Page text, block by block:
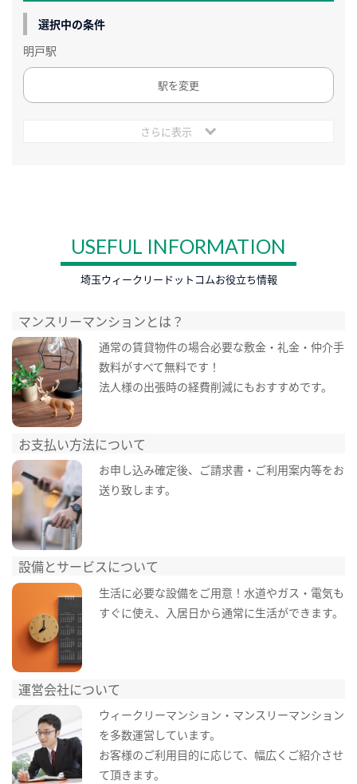
選択中の条件
明戸駅
駅を変更
さらに表示
USEFUL INFORMATION
埼玉ウィークリードットコムお役立ち情報
マンスリーマンションとは？
通常の賃貸物件の場合必要な敷金・礼金・仲介手
数料がすべて無料です！
法人様の出張時の経費削減にもおすすめです。
お支払い方法について
お申し込み確定後、ご請求書・ご利用案内等をお
送り致します。
設備とサービスについて
生活に必要な設備をご用意！水道やガス・電気も
すぐに使え、入居日から通常に生活ができます。
運営会社について
ウィークリーマンション・マンスリーマンション
を多数運営しています。
お客様のご利用目的に応じて、幅広くご紹介させ
て頂きます。